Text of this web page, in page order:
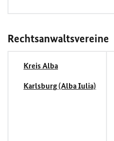
Rechtsanwaltsvereine
Kreis Alba
Karlsburg (Alba Iulia)